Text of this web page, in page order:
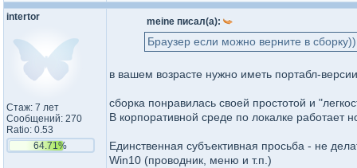
intertor
Стаж: 7 лет
Сообщений: 270
Ratio: 0.53
64.71%
meine писал(а):
Браузер если можно верните в
в вашем возрасте нужно иметь портабл-
сборка понравилась своей простотой и
В корпоративной среде по локалке
Единственная субъективная просьба - не
Win10 (проводник, меню и т.п.)